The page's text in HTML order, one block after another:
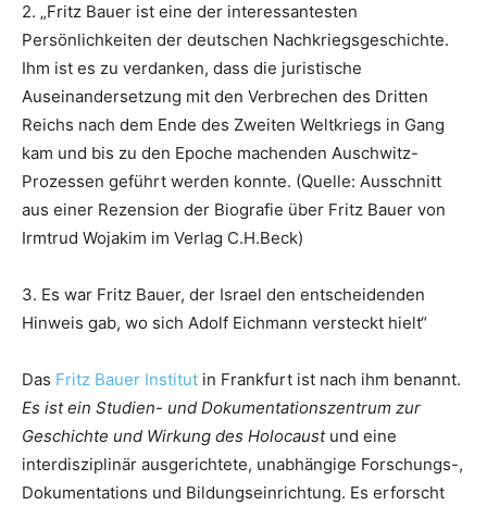
2. „Fritz Bauer ist eine der interessantesten
Persönlichkeiten der deutschen Nachkriegsgeschichte.
Ihm ist es zu verdanken, dass die juristische
Auseinandersetzung mit den Verbrechen des Dritten
Reichs nach dem Ende des Zweiten Weltkriegs in Gang
kam und bis zu den Epoche machenden Auschwitz-
Prozessen geführt werden konnte. (Quelle: Ausschnitt
aus einer Rezension der Biografie über Fritz Bauer von
Irmtrud Wojakim im Verlag C.H.Beck)
3. Es war Fritz Bauer, der Israel den entscheidenden
Hinweis gab, wo sich Adolf Eichmann versteckt hielt“
Das Fritz Bauer Institut in Frankfurt ist nach ihm benannt.
Es ist ein Studien- und Dokumentationszentrum zur
Geschichte und Wirkung des Holocaustund eine
interdisziplinär ausgerichtete, unabhängige Forschungs-,
Dokumentations und Bildungseinrichtung. Es erforscht